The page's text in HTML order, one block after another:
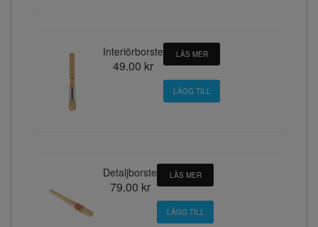
Interiörborste
49.00 kr
LÄS MER
Detaljborste
79.00 kr
LÄS MER